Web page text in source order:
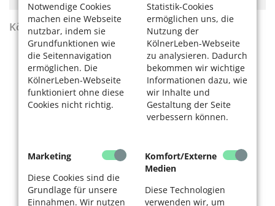
Notwendige Cookies
machen eine Webseite
nutzbar, indem sie
Grundfunktionen wie
die Seitennavigation
ermöglichen. Die
KölnerLeben-Webseite
funktioniert ohne diese
Cookies nicht richtig.
Statistik-Cookies
ermöglichen uns, die
Nutzung der
KölnerLeben-Webseite
zu analysieren. Dadurch
bekommen wir wichtige
Informationen dazu, wie
wir Inhalte und
Gestaltung der Seite
verbessern können.
Marketing
Diese Cookies sind die
Grundlage für unsere
Einnahmen. Wir nutzen
Komfort/Externe
Medien
Diese Technologien
verwenden wir, um
KölnerLeben Sommer 2026